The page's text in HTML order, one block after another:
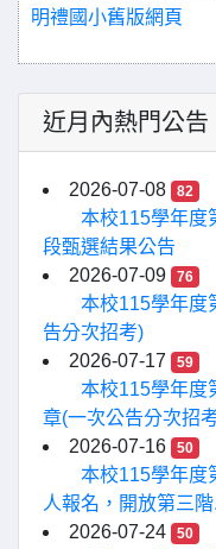
明禮國小舊版網頁
近月內熱門公告
2026-07-08 82
本校115學年度
段甄選結果公告
2026-07-09
76
本校115學年度
告分次招考)
2026-07-17
59
本校115學年度
章(一次公告分次招
2026-07-16
50
本校115學年度
人報名，開放第三階
2026-07-24
50